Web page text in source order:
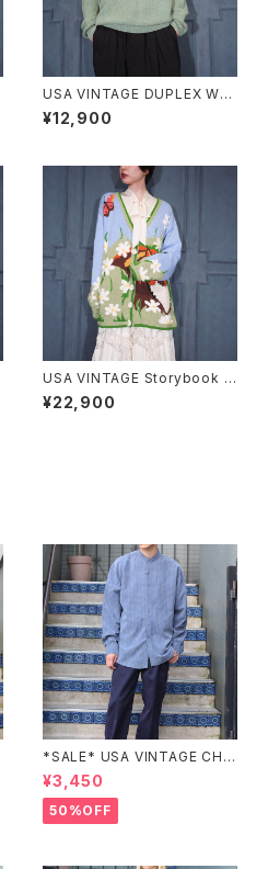
USA VINTAGE DUPLEX WO
VEN DESIGN COTTON RAM
IE KNIT/アメリカ古着織デザイ
¥12,900
USA VINTAGE Storybook K
nits FLOWER BUTTON EM
BROIDERY CAT DESIGN CO
¥22,900
*SALE* USA VINTAGE CHE
CK PATTERNED BAND COL
LAR SHIRT/アメリカ古着チェッ
ク柄バンドカラーシャツ
¥3,450
50%OFF